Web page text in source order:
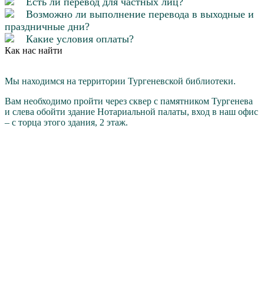
Возможно ли выполнение перевода в выходные и
праздничные дни?
Какие условия оплаты?
Как нас найти
Мы находимся на территории Тургеневской библиотеки.
Вам необходимо пройти через cквер с памятником Тургенева
и слева обойти здание Нотариальной палаты, вход в наш офис
– с торца этого здания, 2 этаж.